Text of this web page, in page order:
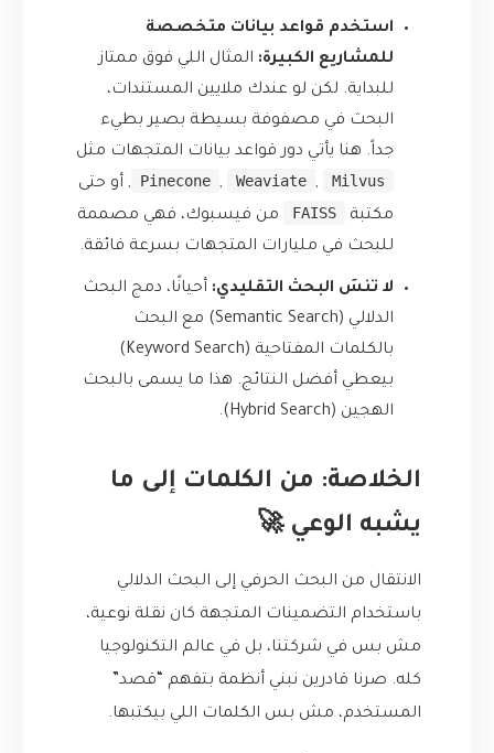
استخدم قواعد بيانات متخصصة
للمشاريع الكبيرة: المثال اللي فوق ممتاز
للبداية. لكن لو عندك ملايين المستندات،
البحث في مصفوفة بسيطة بصير بطيء
جداً. هنا يأتي دور قواعد بيانات المتجهات مثل
Pinecone , Weaviate , Milvus
, أو حتى
مكتبة
FAISS
من فيسبوك، فهي مصممة
للبحث في مليارات المتجهات بسرعة فائقة.
لا تنسَ البحث التقليدي: أحيانًا، دمج البحث
الدلالي (Semantic Search) مع البحث
بالكلمات المفتاحية (Keyword Search)
بيعطي أفضل النتائج. هذا ما يسمى بالبحث
الهجين (Hybrid Search).
الخلاصة: من الكلمات إلى ما
يشبه الوعي 🚀
الانتقال من البحث الحرفي إلى البحث الدلالي
باستخدام التضمينات المتجهة كان نقلة نوعية،
مش بس في شركتنا، بل في عالم التكنولوجيا
كله. صرنا قادرين نبني أنظمة بتفهم “قصد”
المستخدم، مش بس الكلمات اللي بيكتبها.